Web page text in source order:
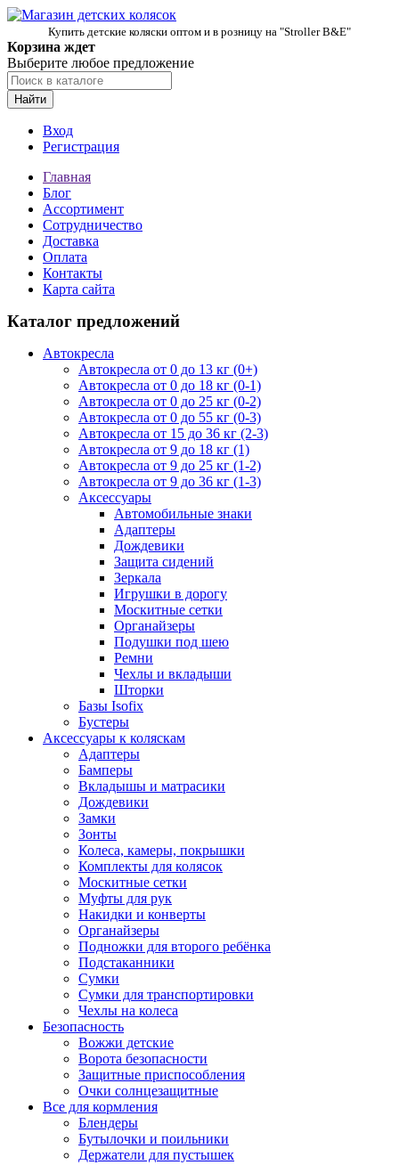
Купить детские коляски оптом и в розницу на "Stroller B&E"
Корзина ждет
Выберите любое предложение
Найти
Вход
Регистрация
Главная
Блог
Ассортимент
Сотрудничество
Доставка
Оплата
Контакты
Карта сайта
Каталог предложений
Автокресла
Автокресла от 0 до 13 кг (0+)
Автокресла от 0 до 18 кг (0-1)
Автокресла от 0 до 25 кг (0-2)
Автокресла от 0 до 55 кг (0-3)
Автокресла от 15 до 36 кг (2-3)
Автокресла от 9 до 18 кг (1)
Автокресла от 9 до 25 кг (1-2)
Автокресла от 9 до 36 кг (1-3)
Аксессуары
Автомобильные знаки
Адаптеры
Дождевики
Защита сидений
Зеркала
Игрушки в дорогу
Москитные сетки
Органайзеры
Подушки под шею
Ремни
Чехлы и вкладыши
Шторки
Базы Isofix
Бустеры
Аксессуары к коляскам
Адаптеры
Бамперы
Вкладышы и матрасики
Дождевики
Замки
Зонты
Колеса, камеры, покрышки
Комплекты для колясок
Москитные сетки
Муфты для рук
Накидки и конверты
Органайзеры
Подножки для второго ребёнка
Подстаканники
Сумки
Сумки для транспортировки
Чехлы на колеса
Безопасность
Вожжи детские
Ворота безопасности
Защитные приспособления
Очки солнцезащитные
Все для кормления
Блендеры
Бутылочки и поильники
Держатели для пустышек